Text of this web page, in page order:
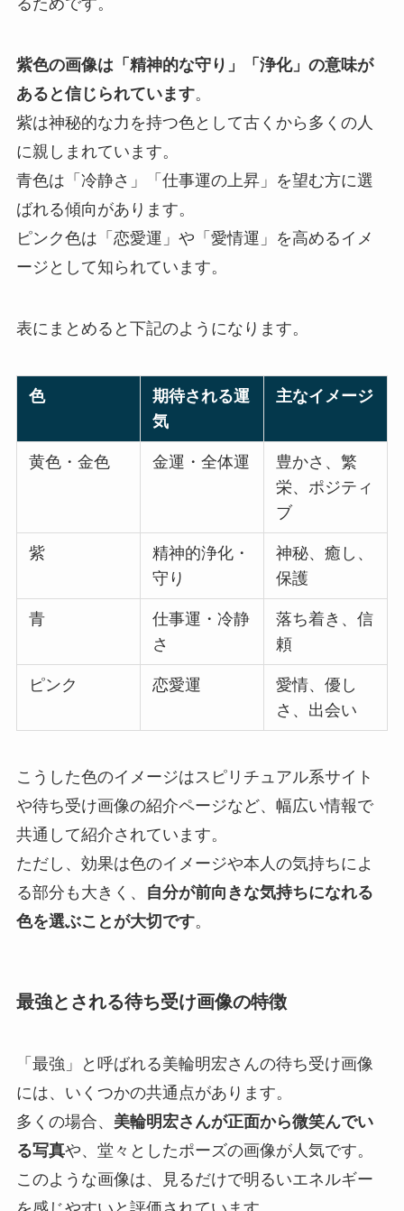
るためです。
紫色の画像は「精神的な守り」「浄化」の意味が
あると信じられています。
紫は神秘的な力を持つ色として古くから多くの人
に親しまれています。
青色は「冷静さ」「仕事運の上昇」を望む方に選
ばれる傾向があります。
ピンク色は「恋愛運」や「愛情運」を高めるイメ
ージとして知られています。
表にまとめると下記のようになります。
色
期待される運
気
主なイメージ
黄色・金色 金運・全体運
豊かさ、繁
栄、ポジティ
ブ
紫
精神的浄化・
守り
神秘、癒し、
保護
青
仕事運・冷静
さ
落ち着き、信
頼
ピンク 恋愛運
愛情、優し
さ、出会い
こうした色のイメージはスピリチュアル系サイト
や待ち受け画像の紹介ページなど、幅広い情報で
共通して紹介されています。
ただし、効果は色のイメージや本人の気持ちによ
る部分も大きく、
自分が前向きな気持ちになれる
色を選ぶことが大切です。
最強とされる待ち受け画像の特徴
「最強」と呼ばれる美輪明宏さんの待ち受け画像
には、いくつかの共通点があります。
多くの場合、 美輪明宏さんが正面から微笑んでい
る写真や、堂々としたポーズの画像が人気です。
このような画像は、見るだけで明るいエネルギー